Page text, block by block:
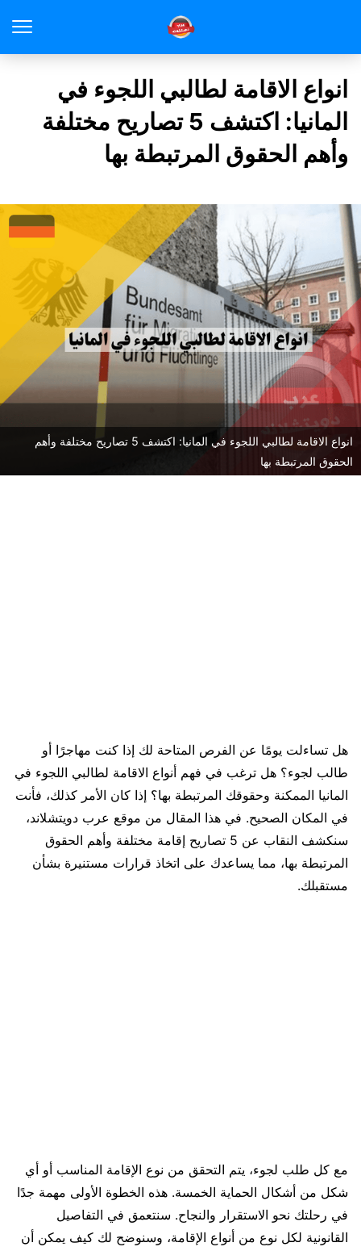
انواع الاقامة لطالبي اللجوء في
المانيا: اكتشف 5 تصاريح مختلفة
وأهم الحقوق المرتبطة بها
انواع الاقامة لطالبي اللجوء في المانيا: اكتشف 5 تصاريح مختلفة وأهم
الحقوق المرتبطة بها
هل تساءلت يومًا عن الفرص المتاحة لك إذا كنت مهاجرًا أو
طالب لجوء؟ هل ترغب في فهم أنواع الاقامة لطالبي اللجوء في
المانيا الممكنة وحقوقك المرتبطة بها؟ إذا كان الأمر كذلك، فأنت
في المكان الصحيح. في هذا المقال من موقع عرب دويتشلاند،
سنكشف النقاب عن 5 تصاريح إقامة مختلفة وأهم الحقوق
المرتبطة بها، مما يساعدك على اتخاذ قرارات مستنيرة بشأن
مستقبلك.
مع كل طلب لجوء، يتم التحقق من نوع الإقامة المناسب أو أي
شكل من أشكال الحماية الخمسة. هذه الخطوة الأولى مهمة جدًا
في رحلتك نحو الاستقرار والنجاح. سنتعمق في التفاصيل
القانونية لكل نوع من أنواع الإقامة، وسنوضح لك كيف يمكن أن